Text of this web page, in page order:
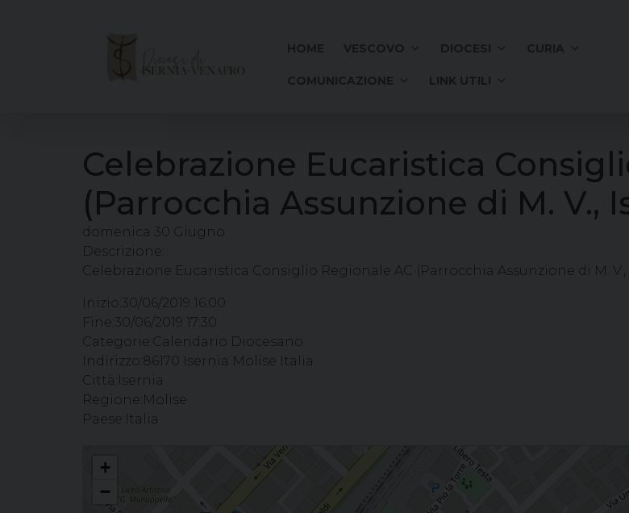
Celebrazione Eucaristica
(Parrocchia Assunzione di M. V.,
domenica 30 Giugno
Descrizione:
Celebrazione Eucaristica Consiglio Regionale AC (Parrocchia Assunzione di M.
Inizio: 30/06/2019 16:00
Fine: 30/06/2019 17:30
Categorie: Calendario Diocesano
Indirizzo: 86170 Isernia Molise Italia
Città: Isernia
Regione: Molise
Paese: Italia
Celebrazione Eucaristica Consiglio Regionale AC (Parrocchia Assunzione di M. V., Isernia)
+
−